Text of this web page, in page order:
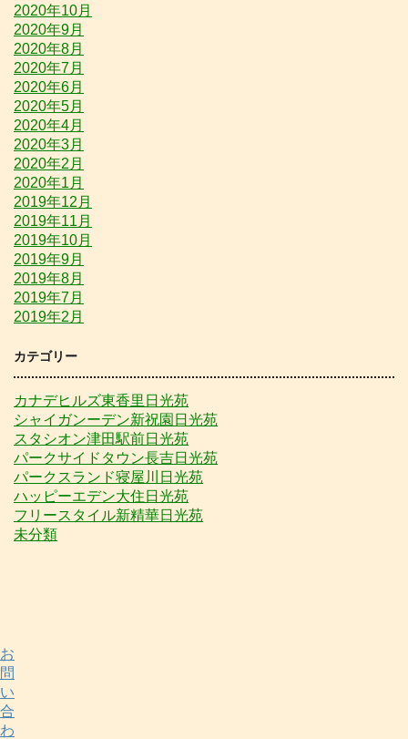
2020年10月
2020年9月
2020年8月
2020年7月
2020年6月
2020年5月
2020年4月
2020年3月
2020年2月
2020年1月
2019年12月
2019年11月
2019年10月
2019年9月
2019年8月
2019年7月
2019年2月
カテゴリー
カナデヒルズ東香里日光苑
シャイガンーデン新祝園日光苑
スタシオン津田駅前日光苑
パークサイドタウン長吉日光苑
パークスランド寝屋川日光苑
ハッピーエデン大住日光苑
フリースタイル新精華日光苑
未分類
お
問
い
合
わ